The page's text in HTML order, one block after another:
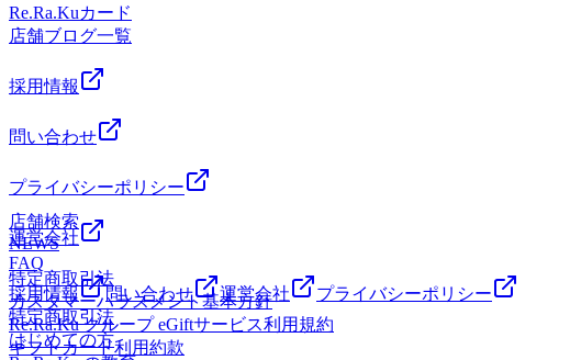
Re.Ra.Kuカード
店舗ブログ一覧
採用情報
問い合わせ
プライバシーポリシー
運営会社
特定商取引法
カスタマーハラスメント基本方針
Re.Ra.Ku グループ eGiftサービス利用規約
ギフトカード利用約款
店舗検索
NEWS
FAQ
採用情報
問い合わせ 運営会社
プライバシーポリシー
特定商取引法
はじめての方